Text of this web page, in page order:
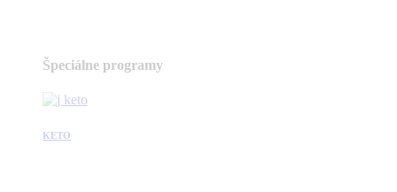
Špeciálne programy
KETO